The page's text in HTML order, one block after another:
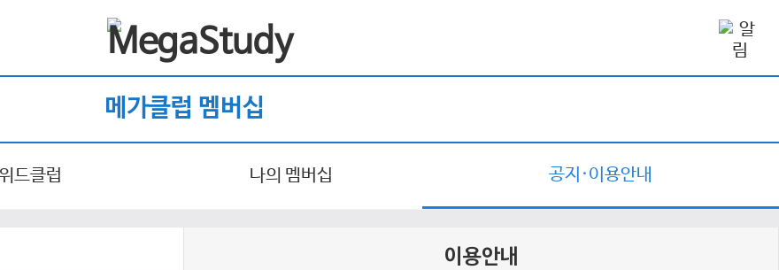
메가클럽 멤버십
드클럽 나의 멤버십 공지·이용안내
이용안내